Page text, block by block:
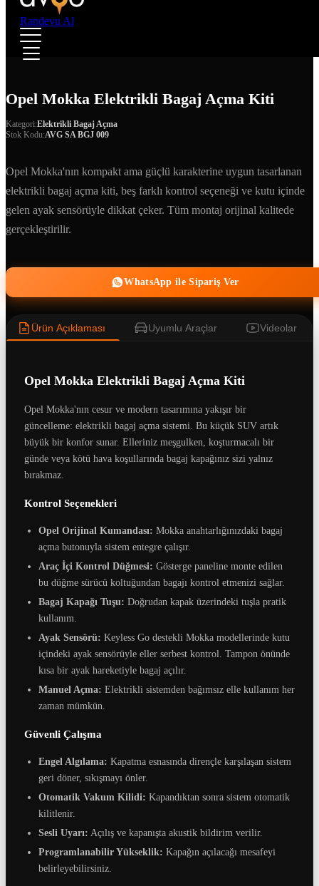
Randevu Al
Opel Mokka Elektrikli Bagaj Açma Kiti
Kategori:Elektrikli Bagaj Açma
Stok Kodu:AVG SA BGJ 009
Opel Mokka'nın kompakt ama güçlü karakterine uygun tasarlanan
elektrikli bagaj açma kiti, beş farklı kontrol seçeneği ve kutu içinde
gelen ayak sensörüyle dikkat çeker. Tüm montaj orijinal kalitede
gerçekleştirilir.
WhatsApp ile Sipariş Ver
Ürün Açıklaması Uyumlu Araçlar Videolar
Opel Mokka Elektrikli Bagaj Açma Kiti
Opel Mokka'nın cesur ve modern tasarımına yakışır bir
güncelleme: elektrikli bagaj açma sistemi. Bu küçük SUV artık
büyük bir konfor sunar. Elleriniz meşgulken, koşturmacalı bir
günde veya kötü hava koşullarında bagaj kapağınız sizi yalnız
bırakmaz.
Kontrol Seçenekleri
Opel Orijinal Kumandası: Mokka anahtarlığınızdaki bagaj
açma butonuyla sistem entegre çalışır.
Araç İçi Kontrol Düğmesi: Gösterge paneline monte edilen
bu düğme sürücü koltuğundan bagajı kontrol etmenizi sağlar.
Bagaj Kapağı Tuşu: Doğrudan kapak üzerindeki tuşla pratik
kullanım.
Ayak Sensörü: Keyless Go destekli Mokka modellerinde kutu
içindeki ayak sensörüyle eller serbest kontrol. Tampon önünde
kısa bir ayak hareketiyle bagaj açılır.
Manuel Açma: Elektrikli sistemden bağımsız elle kullanım her
zaman mümkün.
Güvenli Çalışma
Engel Algılama: Kapatma esnasında dirençle karşılaşan sistem
geri döner, sıkışmayı önler.
Otomatik Vakum Kilidi: Kapandıktan sonra sistem otomatik
kilitlenir.
Sesli Uyarı: Açılış ve kapanışta akustik bildirim verilir.
Programlanabilir Yükseklik: Kapağın açılacağı mesafeyi
belirleyebilirsiniz.